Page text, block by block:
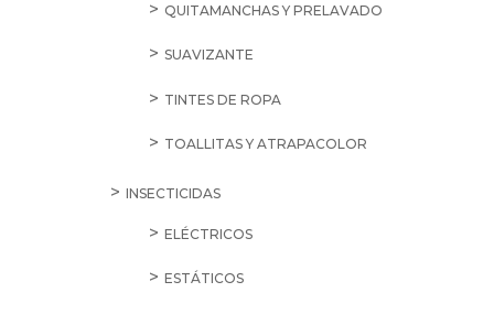
QUITAMANCHAS Y PRELAVADO
SUAVIZANTE
TINTES DE ROPA
TOALLITAS Y ATRAPACOLOR
INSECTICIDAS
ELÉCTRICOS
ESTÁTICOS